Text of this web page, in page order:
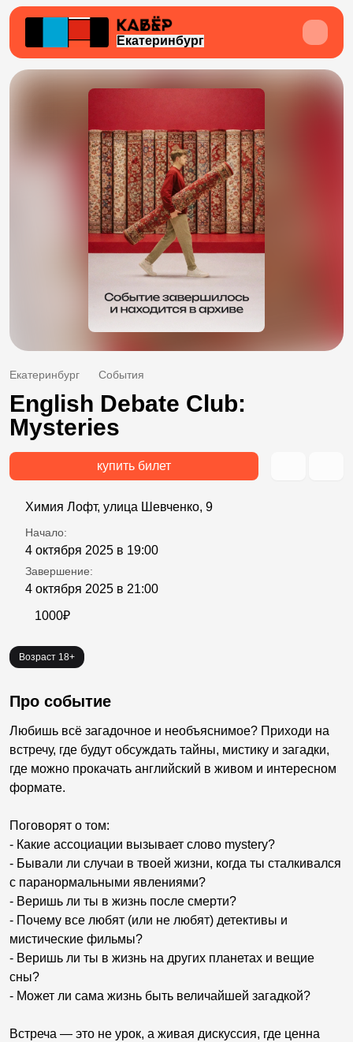
Екатеринбург
Екатеринбург События
English Debate Club:
Mysteries
купить билет
Химия Лофт, улица Шевченко, 9
Начало:
4 октября 2025 в 19:00
Завершение:
4 октября 2025 в 21:00
1000₽
Возраст 18+
Про событие
Любишь всё загадочное и необъяснимое? Приходи на
встречу, где будут обсуждать тайны, мистику и загадки,
где можно прокачать английский в живом и интересном
формате.
Поговорят о том:
- Какие ассоциации вызывает слово mystery?
- Бывали ли случаи в твоей жизни, когда ты сталкивался
с паранормальными явлениями?
- Веришь ли ты в жизнь после смерти?
- Почему все любят (или не любят) детективы и
мистические фильмы?
- Веришь ли ты в жизнь на других планетах и вещие
сны?
- Может ли сама жизнь быть величайшей загадкой?
Встреча — это не урок, а живая дискуссия, где ценна